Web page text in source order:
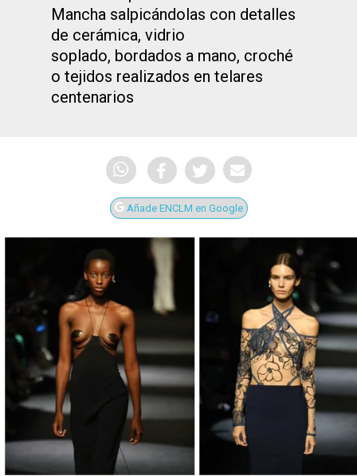
Mancha salpicándolas con detalles
de cerámica, vidrio
soplado, bordados a mano, croché
o tejidos realizados en telares
centenarios
Añade ENCLM en Google